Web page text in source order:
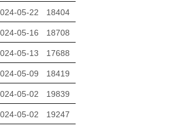
05-22 18404
05-16 18708
05-13 17688
05-09 18419
05-02 19839
05-02 19247